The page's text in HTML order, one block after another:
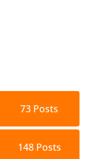
73 Posts
148Posts